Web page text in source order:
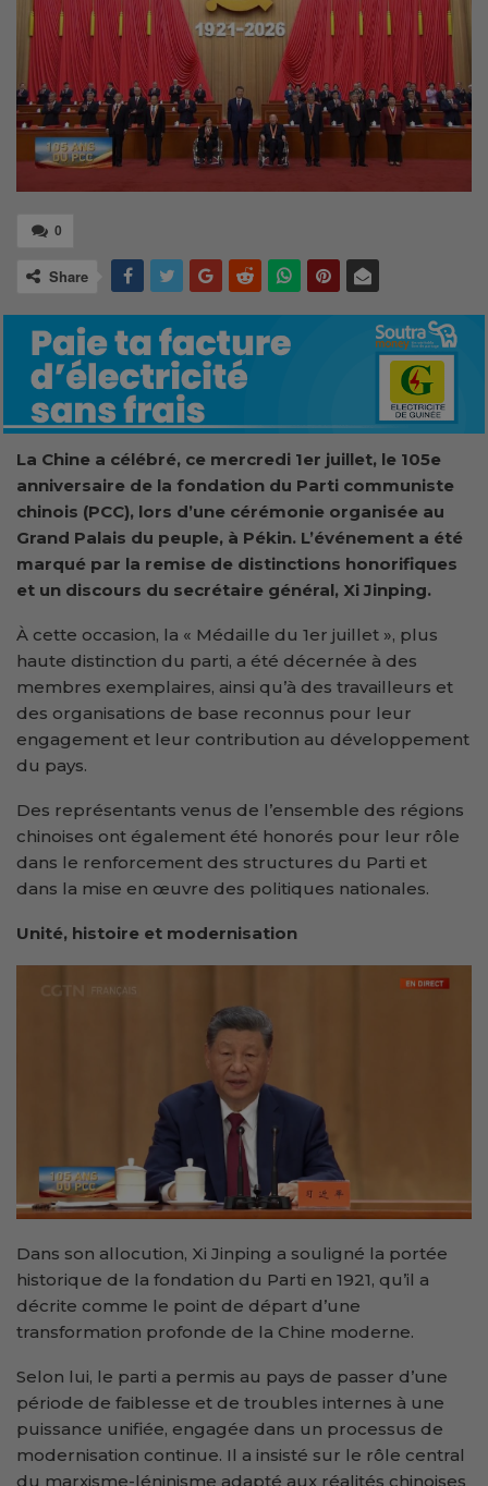
0
Share
La Chine a célébré, ce mercredi 1er juillet, le 105e
anniversaire de la fondation du Parti communiste
chinois (PCC), lors d’une cérémonie organisée au
Grand Palais du peuple, à Pékin. L’événement a été
marqué par la remise de distinctions honorifiques
et un discours du secrétaire général, Xi Jinping.
À cette occasion, la « Médaille du 1er juillet », plus
haute distinction du parti, a été décernée à des
membres exemplaires, ainsi qu’à des travailleurs et
des organisations de base reconnus pour leur
engagement et leur contribution au développement
du pays.
Des représentants venus de l’ensemble des régions
chinoises ont également été honorés pour leur rôle
dans le renforcement des structures du Parti et
dans la mise en œuvre des politiques nationales.
Unité, histoire et modernisation
Dans son allocution, Xi Jinping a souligné la portée
historique de la fondation du Parti en 1921, qu’il a
décrite comme le point de départ d’une
transformation profonde de la Chine moderne.
Selon lui, le parti a permis au pays de passer d’une
période de faiblesse et de troubles internes à une
puissance unifiée, engagée dans un processus de
modernisation continue. Il a insisté sur le rôle central
du marxisme-léninisme adapté aux réalités chinoises